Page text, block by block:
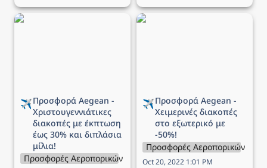
Προσφορά Aegean -
✈️
Χριστουγεννιάτικες
διακοπές με έκπτωση
έως 30% και διπλάσια
μίλια!
Προσφορές Αεροπορικών Εταιρειών
Προσφορά Aegean -
✈️
Χειμερινές διακοπές
στο εξωτερικό με
-50%!
Προσφορές Αεροπορικών
Oct 20, 2022 1:01 PM